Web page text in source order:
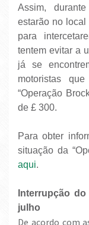
Assim,
estarão no
para
tentem evitar a
já se
motoristas
“Operação
de £ 300.
Para obter
situação da
aqui.
Interrupção
julho
De acordo com